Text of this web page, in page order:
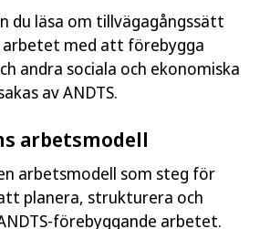
du läsa om tillvägagångssätt
arbetet med att förebygga
andra sociala och ekonomiska
av ANDTS.
arbetsmodell
arbetsmodell som steg för
planera, strukturera och
förebyggande arbetet.